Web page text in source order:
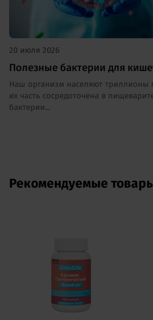
20 июля 2026
Полезные бактерии для
Наш организм населяют триллионы
их часть сосредоточена в
бактерии...
Рекомендуемые